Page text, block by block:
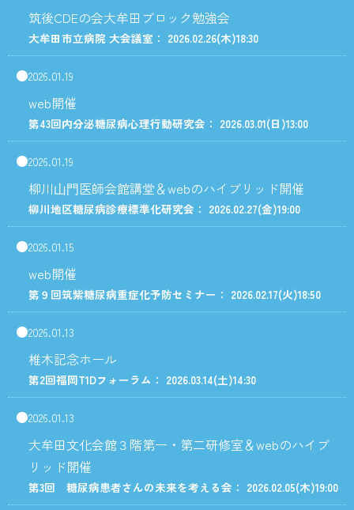
筑後CDEの会大牟田ブロック勉強会
大牟田市立病院 大会議室： 2026.02.26(木)18:30
2026.01.19
web開催
第43回内分泌糖尿病心理行動研究会： 2026.03.01(日)13:00
2026.01.19
柳川⼭⾨医師会館講堂＆webのハイブリッド開催
柳川地区糖尿病診療標準化研究会： 2026.02.27(金)19:00
2026.01.15
web開催
第９回筑紫糖尿病重症化予防セミナー： 2026.02.17(火)18:50
2026.01.13
椎木記念ホール
第2回福岡T1Dフォーラム： 2026.03.14(土)14:30
2026.01.13
大牟田文化会館３階第一・第二研修室＆webのハイブ
リッド開催
第3回 糖尿病患者さんの未来を考える会： 2026.02.05(木)19:00